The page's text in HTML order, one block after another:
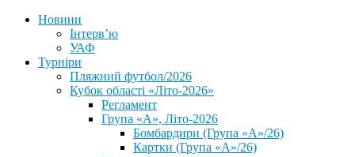
Новини
Інтерв’ю
УАФ
Турніри
Пляжний футбол/2026
Кубок області «Літо-2026»
Регламент
Група «А», Літо-2026
Бомбардири (Група «А»/26)
Картки (Група «А»/26)